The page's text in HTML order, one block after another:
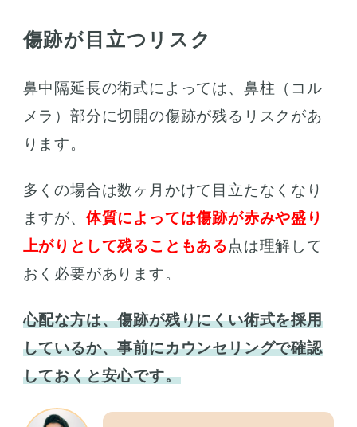
傷跡が目立つリスク
鼻中隔延長の術式によっては、鼻柱（コル
メラ）部分に切開の傷跡が残るリスクがあ
ります。
多くの場合は数ヶ月かけて目立たなくなり
ますが、 体質によっては傷跡が赤みや盛り
上がりとして残ることもある点は理解して
おく必要があります。
心配な方は、傷跡が残りにくい術式を採用
しているか、事前にカウンセリングで確認
しておくと安心です。